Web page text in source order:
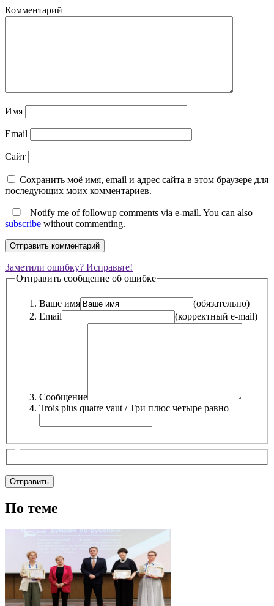
Комментарий
Имя
Email
Сайт
Сохранить моё имя, email и адрес сайта в этом браузере для
последующих моих комментариев.
Notify me of followup comments via e-mail. You can also
subscribe without commenting.
Заметили ошибку? Исправьте!
Отправить сообщение об ошибке
Ваше имя
(обязательно)
Email
(корректный e-mail)
Сообщение
Trois plus quatre vaut / Три плюс четыре равно
По теме